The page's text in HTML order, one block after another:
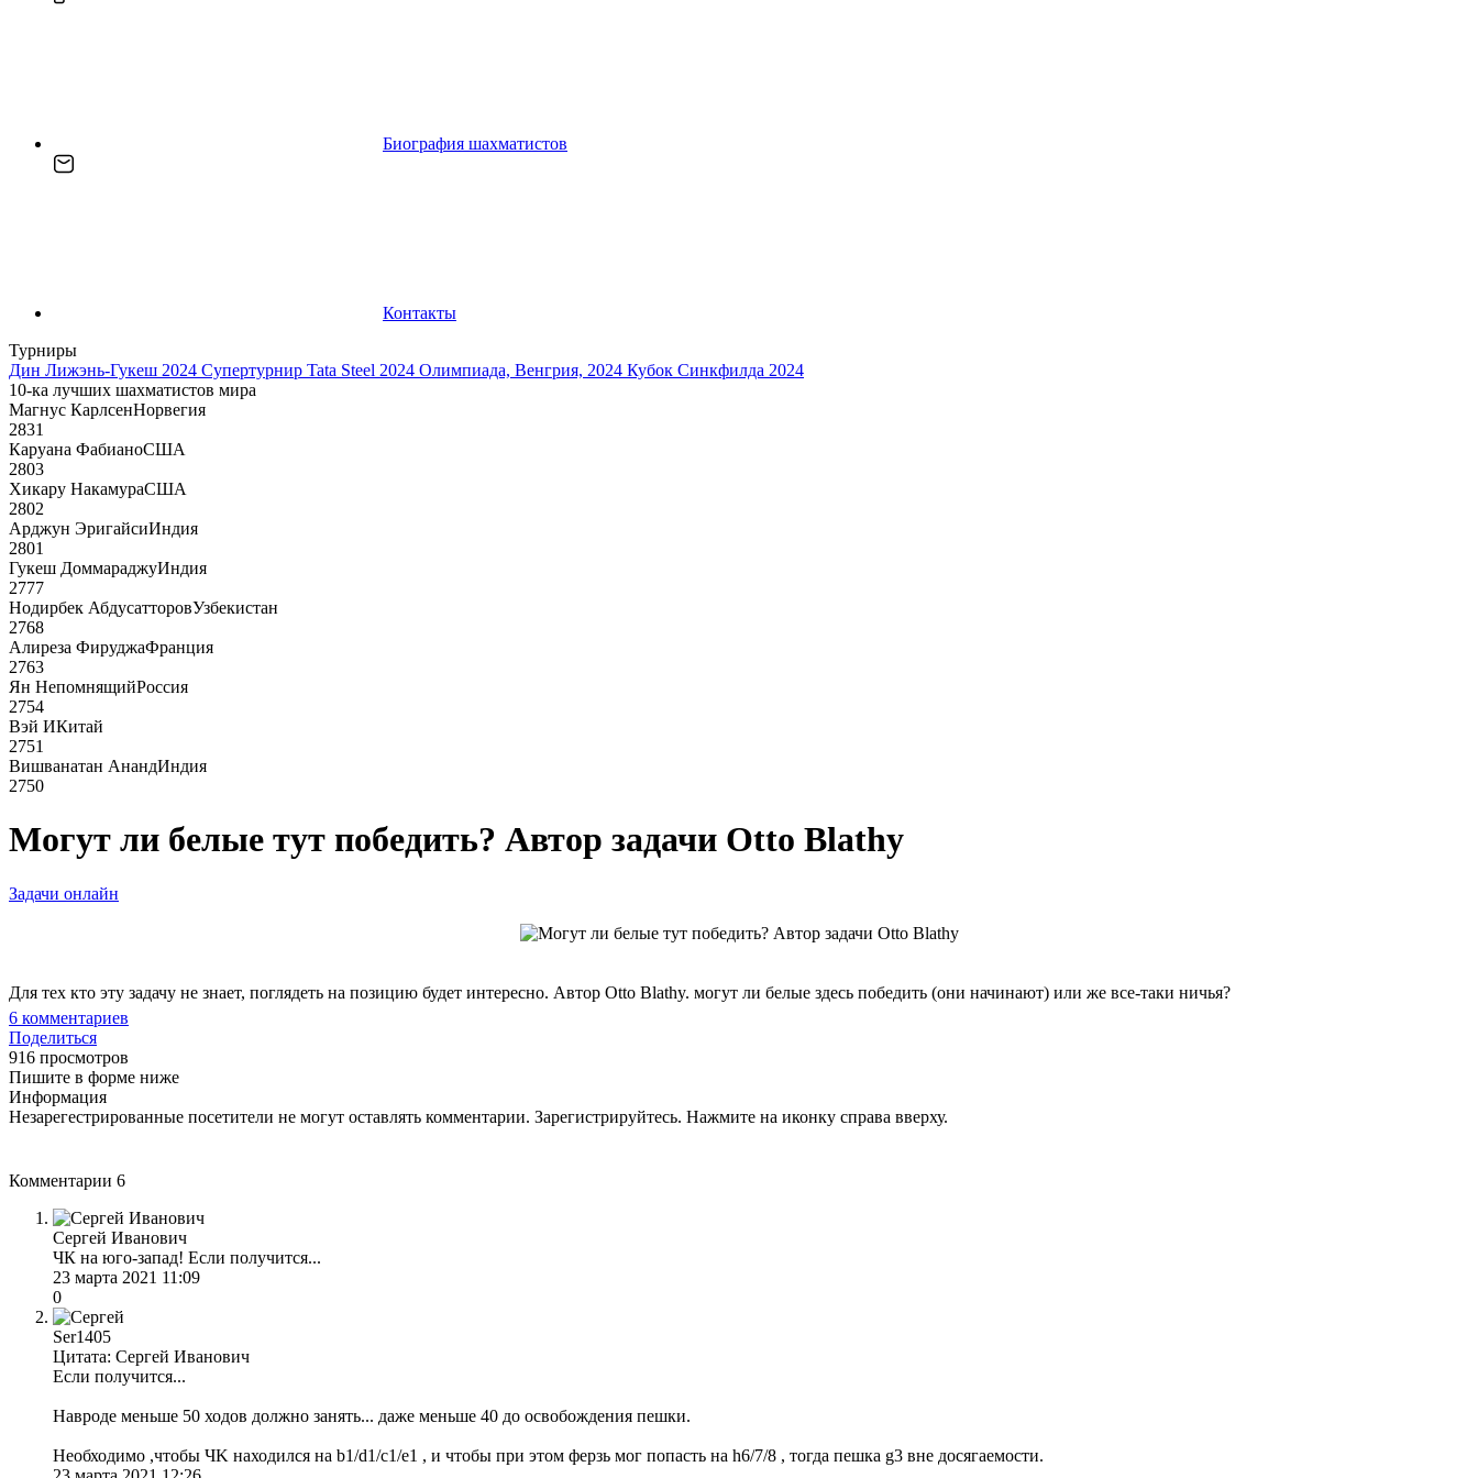
Биография шахматистов
Контакты
Турниры
Дин Лижэнь-Гукеш 2024 Супертурнир Tata Steel 2024 Олимпиада, Венгрия, 2024 Кубок Синкфилда 2024
10-ка лучших шахматистов мира
Магнус КарлсенНорвегия
2831
Каруана ФабианоСША
2803
Хикару НакамураСША
2802
Арджун ЭригайсиИндия
2801
Гукеш ДоммараджуИндия
2777
Нодирбек АбдусатторовУзбекистан
2768
Алиреза ФируджаФранция
2763
Ян НепомнящийРоссия
2754
Вэй ИКитай
2751
Вишванатан АнандИндия
2750
Могут ли белые тут победить? Автор задачи Otto Blathy
Задачи онлайн
Для тех кто эту задачу не знает, поглядеть на позицию будет интересно. Автор Otto Blathy. могут ли белые здесь победить (они начинают) или же все-таки ничья?
6 комментариев
Поделиться
916 просмотров
Пишите в форме ниже
Информация
Незарегестрированные посетители не могут оставлять комментарии. Зарегистрируйтесь. Нажмите на иконку справа вверху.
Комментарии 6
Сергей Иванович
ЧК на юго-запад! Если получится...
23 марта 2021 11:09
0
Ser1405
Цитата: Сергей Иванович
Если получится...
Навроде меньше 50 ходов должно занять... даже меньше 40 до освобождения пешки.
Необходимо ,чтобы ЧK находился на b1/d1/c1/e1 , и чтобы при этом ферзь мог попасть на h6/7/8 , тогда пешка g3 вне досягаемости.